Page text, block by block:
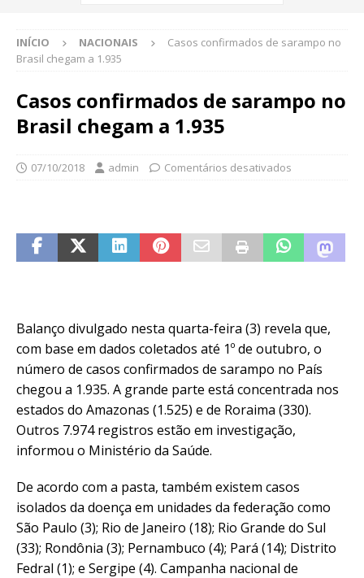
INÍCIO NACIONAIS
Casos confirmados de sarampo no
Brasil chegam a 1.935
Casos confirmados de sarampo no
Brasil chegam a 1.935
07/10/2018 admin Comentários desativados
Balanço divulgado nesta quarta-feira (3) revela que,
com base em dados coletados até 1º de outubro, o
número de casos confirmados de sarampo no País
chegou a 1.935. A grande parte está concentrada nos
estados do Amazonas (1.525) e de Roraima (330).
Outros 7.974 registros estão em investigação,
informou o Ministério da Saúde.
De acordo com a pasta, também existem casos
isolados da doença em unidades da federação como
São Paulo (3); Rio de Janeiro (18); Rio Grande do Sul
(33); Rondônia (3); Pernambuco (4); Pará (14); Distrito
Fedral (1); e Sergipe (4). Campanha nacional de